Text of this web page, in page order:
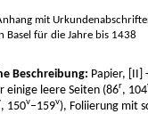
mit
Basel für die Jahre bis 1438
Beschreibung: Papier, [II]
einige leere Seiten (86r, 104
, 150v–159v), Foliierung mit